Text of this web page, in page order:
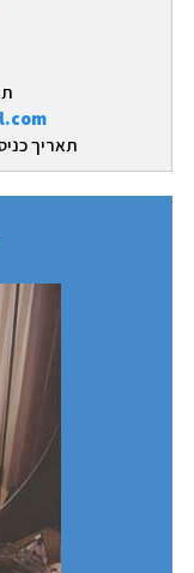
תאריך כניסה אחרון: